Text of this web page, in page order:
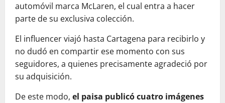
automóvil marca McLaren, el cual entra a hacer
parte de su exclusiva colección.
El influencer viajó hasta Cartagena para recibirlo y
no dudó en compartir ese momento con sus
seguidores, a quienes precisamente agradeció por
su adquisición.
De este modo, el paisa publicó cuatro imágenes